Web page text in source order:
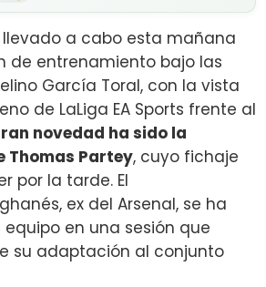
llevado a cabo esta mañana
de entrenamiento bajo las
García Toral, con la vista
de LaLiga EA Sports frente al
novedad ha sido la
Thomas Partey, cuyo fichaje
por la tarde. El
ex del Arsenal, se ha
en una sesión que
su adaptación al conjunto